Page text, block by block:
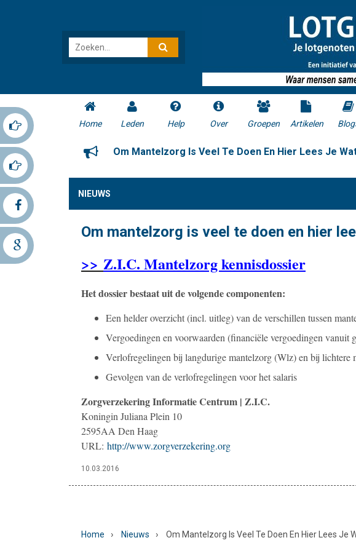
Home Leden Help Over Groepen Artikelen
Om Mantelzorg Is Veel Te Doen En Hier Lees Je
NIEUWS
Om mantelzorg is veel te doen en hier
>> Z.I.C. Mantelzorg kennisdossier
Het dossier bestaat uit de volgende componenten:
Een helder overzicht (incl. uitleg) van de verschillen tussen
Vergoedingen en voorwaarden (financiële vergoedingen vanuit
Verlofregelingen bij langdurige mantelzorg (Wlz) en bij lichtere
Gevolgen van de verlofregelingen voor het salaris
Zorgverzekering Informatie Centrum | Z.I.C.
Koningin Juliana Plein 10
2595AA Den Haag
URL: http://www.zorgverzekering.org
10.03.2016
Home › Nieuws › Om Mantelzorg Is Veel Te Doen En Hier Lees Je